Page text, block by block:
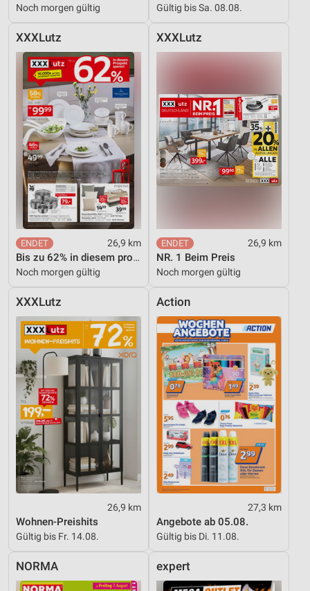
Noch morgen gültig Gültig bis Sa. 08.08.
XXXLutz
26,9 km
Bis zu 62% in diesem prospekt
Noch morgen gültig
XXXLutz
26,9 km
NR. 1 Beim Preis
Noch morgen gültig
XXXLutz
26,9 km
Wohnen-Preishits
Gültig bis Fr. 14.08.
Action
27,3 km
Angebote ab 05.08.
Gültig bis Di. 11.08.
NORMA expert